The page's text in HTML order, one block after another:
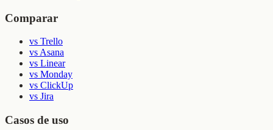
Comparar
vs Trello
vs Asana
vs Linear
vs Monday
vs ClickUp
vs Jira
Casos de uso